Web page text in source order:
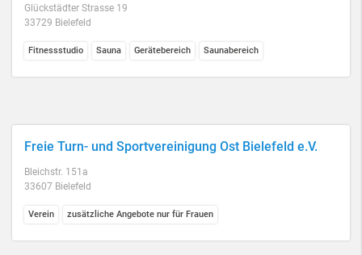
Glückstädter Strasse 19
33729 Bielefeld
Fitnessstudio Sauna Gerätebereich Saunabereich
Freie Turn- und Sportvereinigung Ost Bielefeld e.V.
Bleichstr. 151a
33607 Bielefeld
Verein zusätzliche Angebote nur für Frauen